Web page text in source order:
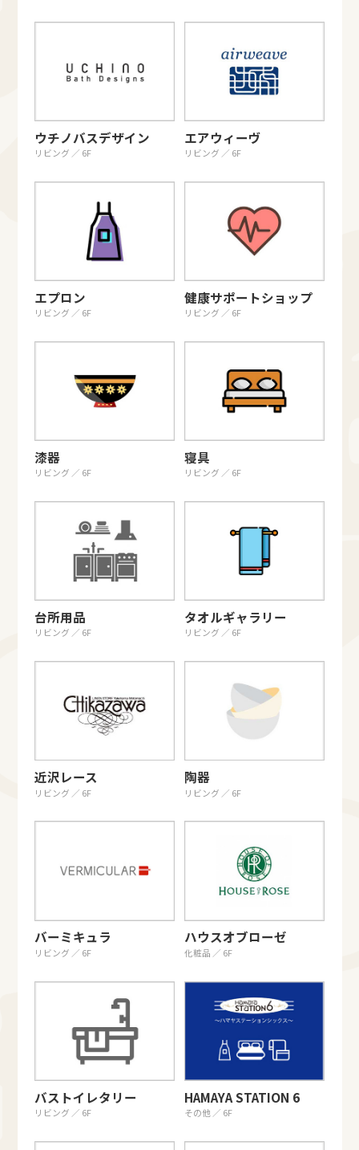
ウチノバスデザイン
リビング ／ 6F
エアウィーヴ
リビング ／ 6F
エプロン
リビング ／ 6F
健康サポートショップ
リビング ／ 6F
漆器
リビング ／ 6F
寝具
リビング ／ 6F
台所用品
リビング ／ 6F
タオルギャラリー
リビング ／ 6F
近沢レース
リビング ／ 6F
陶器
リビング ／ 6F
バーミキュラ
リビング ／ 6F
ハウスオブローゼ
化粧品 ／ 6F
バストイレタリー
リビング ／ 6F
HAMAYA STATION 6
その他 ／ 6F